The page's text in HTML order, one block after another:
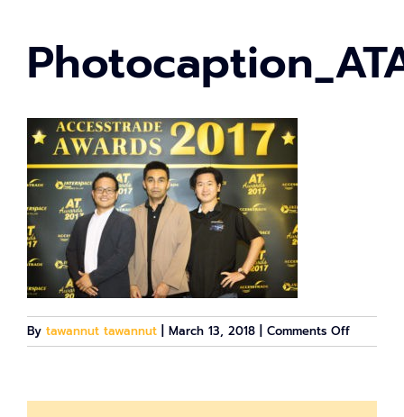
By tawannut tawannut March 13, 2018 Comments Offon